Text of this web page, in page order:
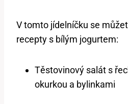
V tomto jídelníčku se
recepty s bílým jogurtem:
Těstovinový salát s
okurkou a bylinkami